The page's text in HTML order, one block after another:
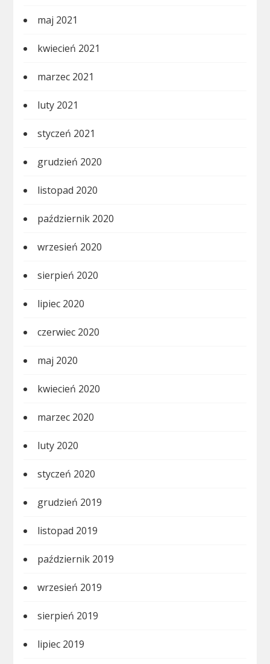
maj 2021
kwiecień 2021
marzec 2021
luty 2021
styczeń 2021
grudzień 2020
listopad 2020
październik 2020
wrzesień 2020
sierpień 2020
lipiec 2020
czerwiec 2020
maj 2020
kwiecień 2020
marzec 2020
luty 2020
styczeń 2020
grudzień 2019
listopad 2019
październik 2019
wrzesień 2019
sierpień 2019
lipiec 2019